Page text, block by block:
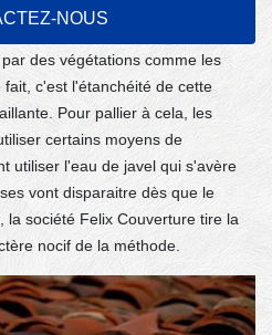
NOUS
ville de Orly
des végétations comme les
c'est l'étanchéité de cette
Pour pallier à cela, les
certains moyens de
utiliser l'eau de javel qui s'avère
vont disparaitre dès que le
la société Felix Couverture tire la
nocif de la méthode.